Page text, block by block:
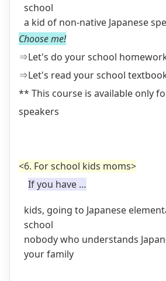
school
a kid of non-native Japanese
Choose me!
⇒Let's do your school
⇒Let's read your school
** This course is available only
speakers
<6. For school kids moms>
If you have …
kids, going to Japanese
school
nobody who understands
your family